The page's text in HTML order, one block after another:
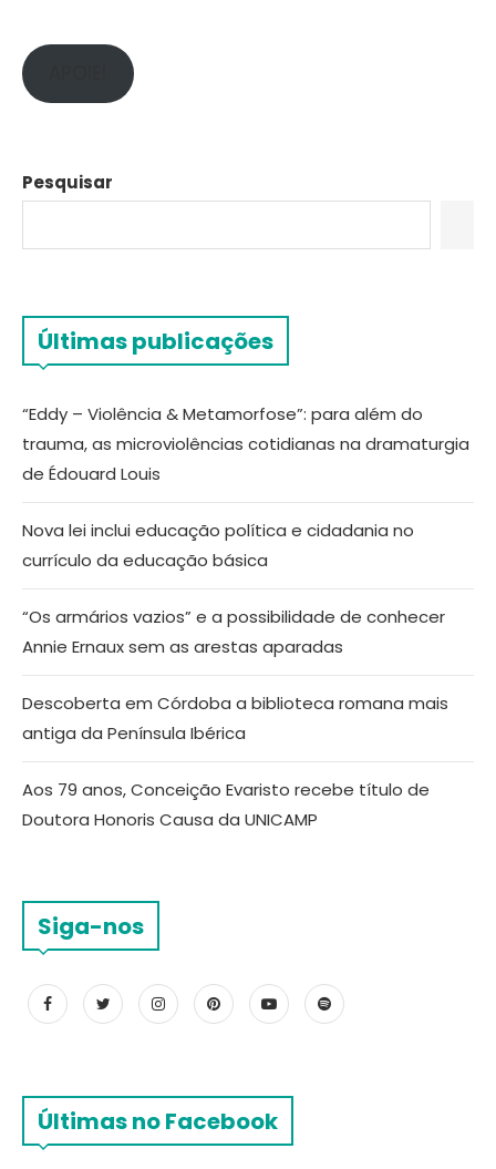
Pesquisar
Últimas publicações
“Eddy – Violência & Metamorfose”: para além do
trauma, as microviolências cotidianas na dramaturgia
de Édouard Louis
Nova lei inclui educação política e cidadania no
currículo da educação básica
“Os armários vazios” e a possibilidade de conhecer
Annie Ernaux sem as arestas aparadas
Descoberta em Córdoba a biblioteca romana mais
antiga da Península Ibérica
Aos 79 anos, Conceição Evaristo recebe título de
Doutora Honoris Causa da UNICAMP
Siga-nos
Últimas no Facebook